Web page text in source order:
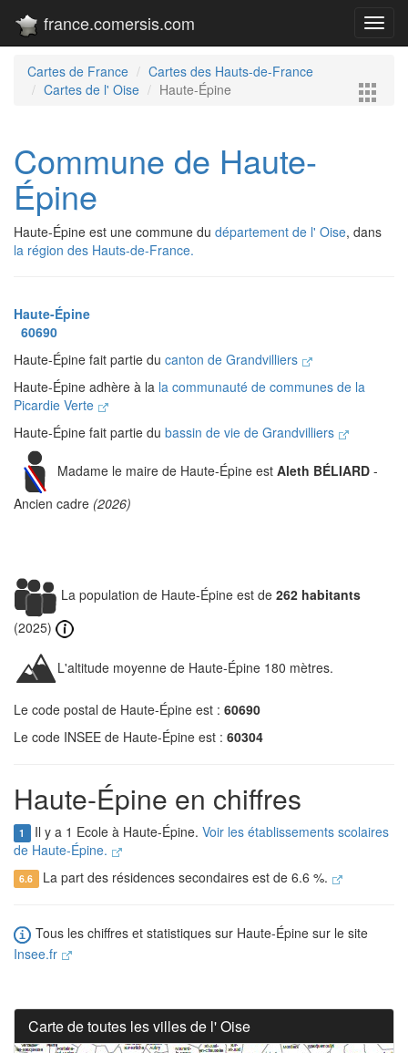
france.comersis.com
Cartes de France
Cartes des Hauts-de-France
Cartes de l' Oise
Haute-Épine
Commune de Haute-
Épine
Haute-Épine est une commune du département de l' Oise, dans
la région des Hauts-de-France.
Haute-Épine
60690
Haute-Épine fait partie du canton de Grandvilliers
Haute-Épine adhère à la la communauté de communes de la
Picardie Verte
Haute-Épine fait partie du bassin de vie de Grandvilliers
Madame le maire de Haute-Épine est Aleth BÉLIARD -
Ancien cadre (2026)
La population de Haute-Épine est de 262 habitants
(2025)
L'altitude moyenne de Haute-Épine 180 mètres.
Le code postal de Haute-Épine est : 60690
Le code INSEE de Haute-Épine est : 60304
Haute-Épine en chiffres
1 Il y a 1 Ecole à Haute-Épine. Voir les établissements scolaires
de Haute-Épine.
6.6 La part des résidences secondaires est de 6.6 %.
Tous les chiffres et statistiques sur Haute-Épine sur le site
Insee.fr
Carte de toutes les villes de l' Oise